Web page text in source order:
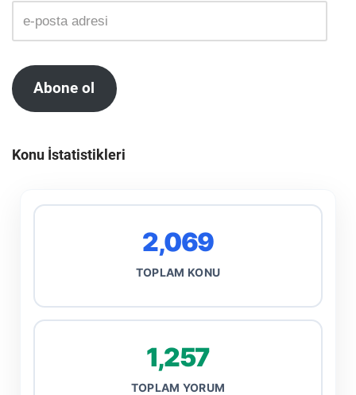
Abone ol
Konu İstatistikleri
2,069
TOPLAM KONU
1,257
TOPLAM YORUM